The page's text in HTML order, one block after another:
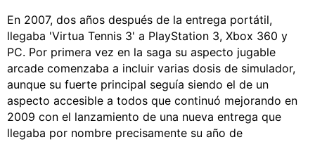
En 2007, dos años después de la entrega portátil,
llegaba 'Virtua Tennis 3' a PlayStation 3, Xbox 360 y
PC. Por primera vez en la saga su aspecto jugable
arcade comenzaba a incluir varias dosis de simulador,
aunque su fuerte principal seguía siendo el de un
aspecto accesible a todos que continuó mejorando en
2009 con el lanzamiento de una nueva entrega que
llegaba por nombre precisamente su año de